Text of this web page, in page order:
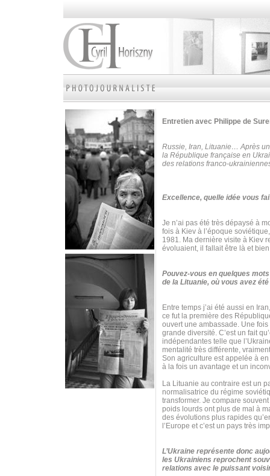
Entretien avec Philippe de
Russie, Iran, Lituanie… Après
la République française en
des relations franco-
Excellence, quelle idée vous
Je n’ai pas été très dépaysé à
fois à Kiev à l’époque
1981. Ma dernière visite à Kiev
évoluaient, il fallait être là et
Pouvez-vous en quelques
de la Lituanie, où vous avez
Entre temps j’ai été aussi en
ce fut la première des
ouvert une ambassade. Une
grande diversité. C’est un fait
indépendantes telle que
mentalité très différente,
Son agriculture est appelée à
à la fois un avantage et un
La Lituanie au contraire est un
normalisatrice du régime
transformer. Je compare
poids lourds ont plus de mal à
des évolutions plus rapides
l’Europe et c’est un pays très
L’Ukraine représente donc
les Ukrainiens reprochent
relations avec le puissant